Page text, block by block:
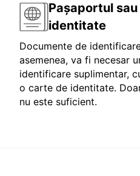
Pașaportul
identitate
Documente de
asemenea, va fi necesar
identificare suplimentar,
o carte de identitate.
nu este suficient.